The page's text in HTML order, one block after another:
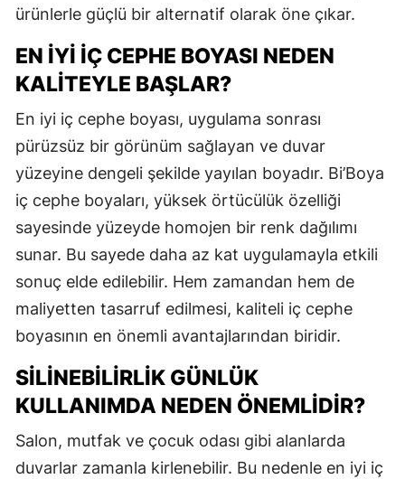
ürünlerle güçlü bir alternatif olarak öne çıkar.
EN İYI İÇ CEPHE BOYASI NEDEN
KALITEYLE BAŞLAR?
En iyi iç cephe boyası, uygulama sonrası
pürüzsüz bir görünüm sağlayan ve duvar
yüzeyine dengeli şekilde yayılan boyadır. Bi’Boya
iç cephe boyaları, yüksek örtücülük özelliği
sayesinde yüzeyde homojen bir renk dağılımı
sunar. Bu sayede daha az kat uygulamayla etkili
sonuç elde edilebilir. Hem zamandan hem de
maliyetten tasarruf edilmesi, kaliteli iç cephe
boyasının en önemli avantajlarından biridir.
SILINEBILIRLIK GÜNLÜK
KULLANIMDA NEDEN ÖNEMLIDIR?
Salon, mutfak ve çocuk odası gibi alanlarda
duvarlar zamanla kirlenebilir. Bu nedenle en iyi iç